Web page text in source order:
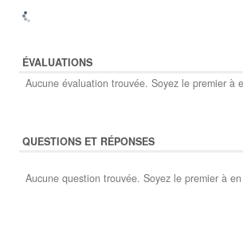
ÉVALUATIONS
Aucune évaluation trouvée. Soyez le premier à
QUESTIONS ET RÉPONSES
Aucune question trouvée. Soyez le premier à